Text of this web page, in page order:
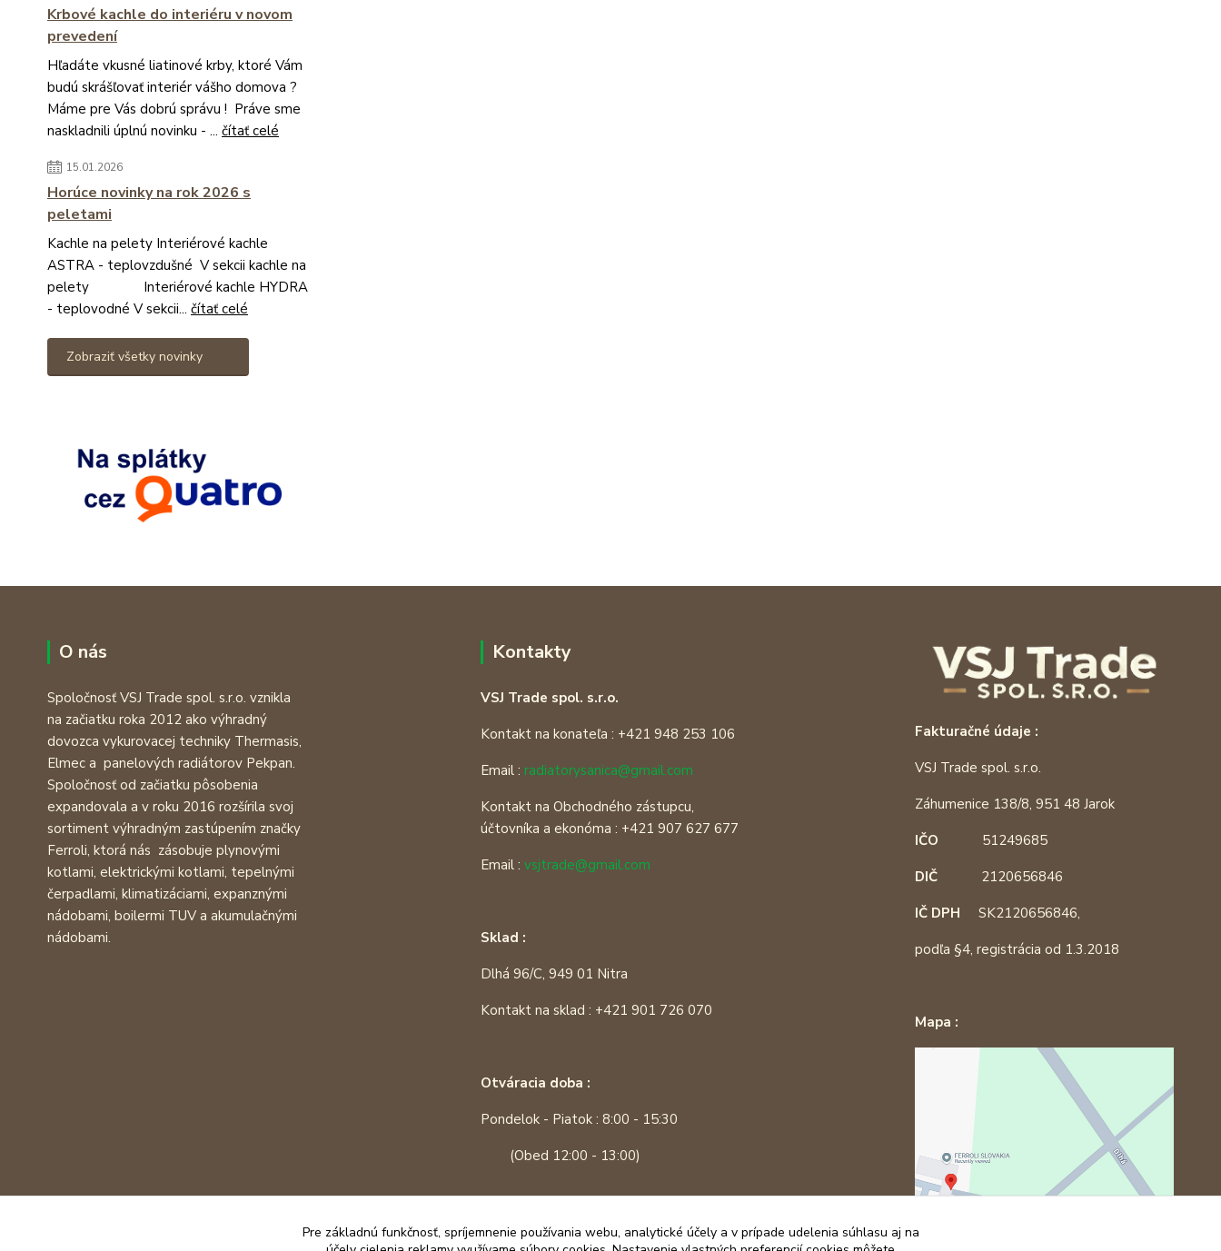
Krbové kachle do interiéru v novom
prevedení
Hľadáte vkusné liatinové krby, ktoré Vám
budú skrášľovať interiér vášho domova ?
Máme pre Vás dobrú správu ! Práve sme
naskladnili úplnú novinku - ... čítať celé
15.01.2026
Horúce novinky na rok 2026 s
peletami
Kachle na pelety Interiérové kachle
ASTRA - teplovzdušné V sekcii kachle na
pelety Interiérové kachle HYDRA
- teplovodné V sekcii... čítať celé
Zobraziť všetky novinky
O nás
Spoločnosť VSJ Trade spol. s.r.o. vznikla
na začiatku roka 2012 ako výhradný
dovozca vykurovacej techniky Thermasis,
Elmec a panelových radiátorov Pekpan.
Spoločnosť od začiatku pôsobenia
expandovala a v roku 2016 rozšírila svoj
sortiment výhradným zastúpením značky
Ferroli, ktorá nás zásobuje plynovými
kotlami, elektrickými kotlami, tepelnými
čerpadlami, klimatizáciami, expanznými
nádobami, boilermi TUV a akumulačnými
nádobami.
Kontakty
VSJ Trade spol. s.r.o.
Kontakt na konateľa : +421 948 253 106
Email : radiatorysanica@gmail.com
Kontakt na Obchodného zástupcu,
účtovníka a ekonóma : +421 907 627 677
Email :vsjtrade@gmail.com
Sklad :
Dlhá 96/C, 949 01 Nitra
Kontakt na sklad : +421 901 726 070
Otváracia doba :
Pondelok - Piatok : 8:00 - 15:30
(Obed 12:00 - 13:00)
Fakturačné údaje :
VSJ Trade spol. s.r.o.
Záhumenice 138/8, 951 48 Jarok
IČO 51249685
DIČ 2120656846
IČ DPH SK2120656846,
podľa §4, registrácia od 1.3.2018
Mapa :
Pre základnú funkčnosť, spríjemnenie používania webu, analytické účely a v prípade udelenia súhlasu aj na